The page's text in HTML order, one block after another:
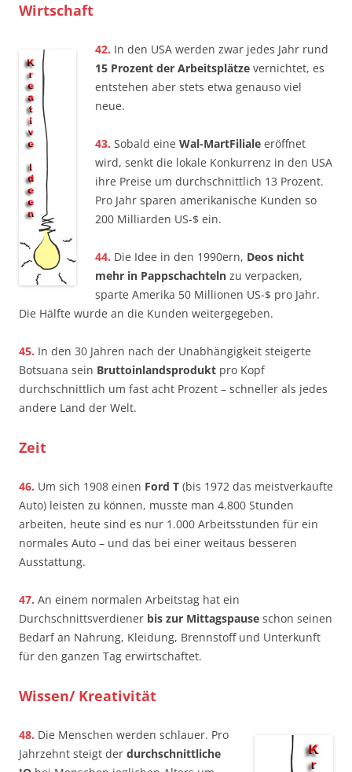
Wirtschaft
42. In den USA werden zwar jedes Jahr rund
15 Prozent der Arbeitsplätze vernichtet, es
entstehen aber stets etwa genauso viel
neue.
43. Sobald eine Wal-Mart­Filiale eröffnet
wird, senkt die lokale Konkurrenz in den USA
ihre Preise um durchschnittlich 13 Prozent.
Pro Jahr sparen amerikanische Kunden so
200 Milliarden US-$ ein.
44. Die Idee in den 1990ern, Deos nicht
mehr in Pappschachteln zu verpacken,
sparte Amerika 50 Millionen US-$ pro Jahr.
Die Hälfte wurde an die Kunden weitergegeben.
45. In den 30 Jahren nach der Unabhängigkeit steigerte
Botsuana sein Bruttoinlandsprodukt pro Kopf
durchschnittlich um fast acht Prozent – schneller als jedes
andere Land der Welt.
Zeit
46. Um sich 1908 einen Ford T (bis 1972 das meistverkaufte
Auto) leisten zu können, musste man 4.800 Stunden
arbeiten, heute sind es nur 1.000 Arbeitsstunden für ein
normales Auto – und das bei einer weitaus besseren
Ausstattung.
47. An einem normalen Arbeitstag hat ein
Durchschnittsverdiener bis zur Mittagspause schon seinen
Bedarf an Nahrung, Kleidung, Brennstoff und Unterkunft
für den ganzen Tag erwirtschaftet.
Wissen/ Kreativität
48. Die Menschen werden schlauer. Pro
Jahrzehnt steigt der durchschnittliche